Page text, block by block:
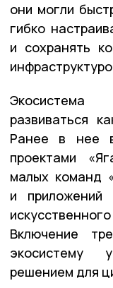
они могли
гибко
и сохранять
развиваться
Ранее в нее
проектами
малых команд
и приложений
Включение
экосистему
решением для